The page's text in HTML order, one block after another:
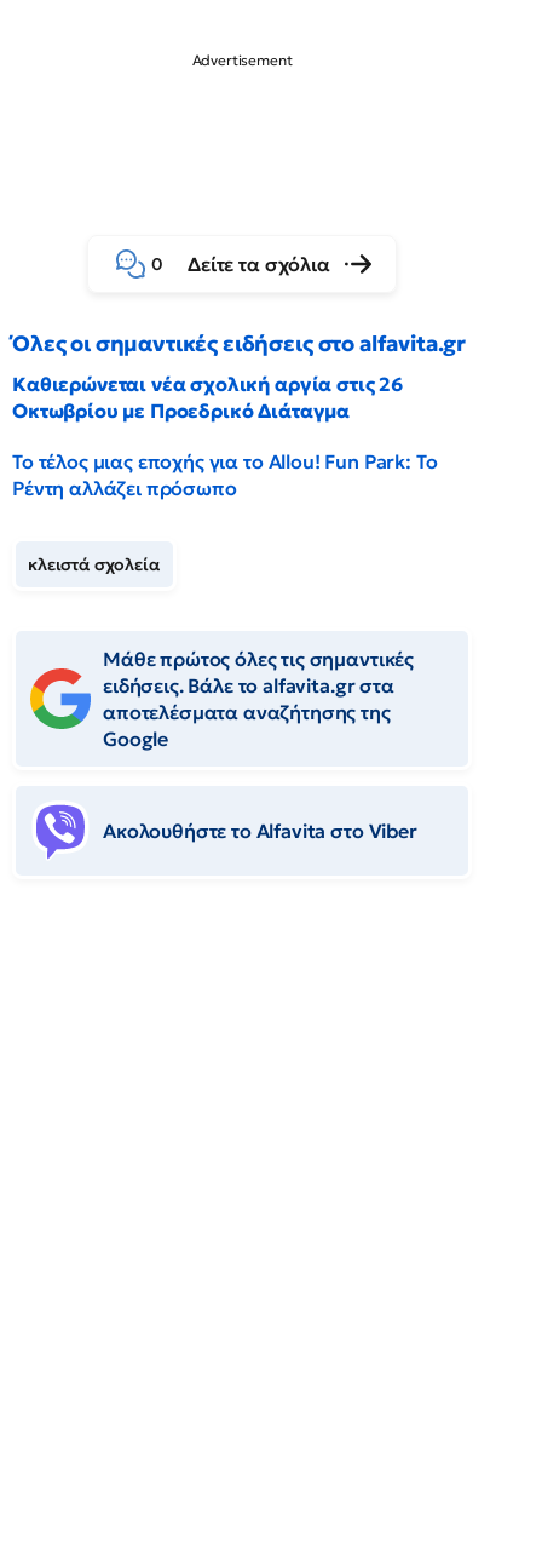
0 Δείτε τα σχόλια
Όλες οι σημαντικές ειδήσεις στο alfavita.gr
Καθιερώνεται νέα σχολική αργία στις 26
Οκτωβρίου με Προεδρικό Διάταγμα
Το τέλος μιας εποχής για το Allou! Fun Park: Το
Ρέντη αλλάζει πρόσωπο
κλειστά σχολεία
Μάθε πρώτος όλες τις σημαντικές
ειδήσεις. Βάλε το alfavita.gr στα
αποτελέσματα αναζήτησης της
Google
Ακολουθήστε το Αlfavita στο Viber